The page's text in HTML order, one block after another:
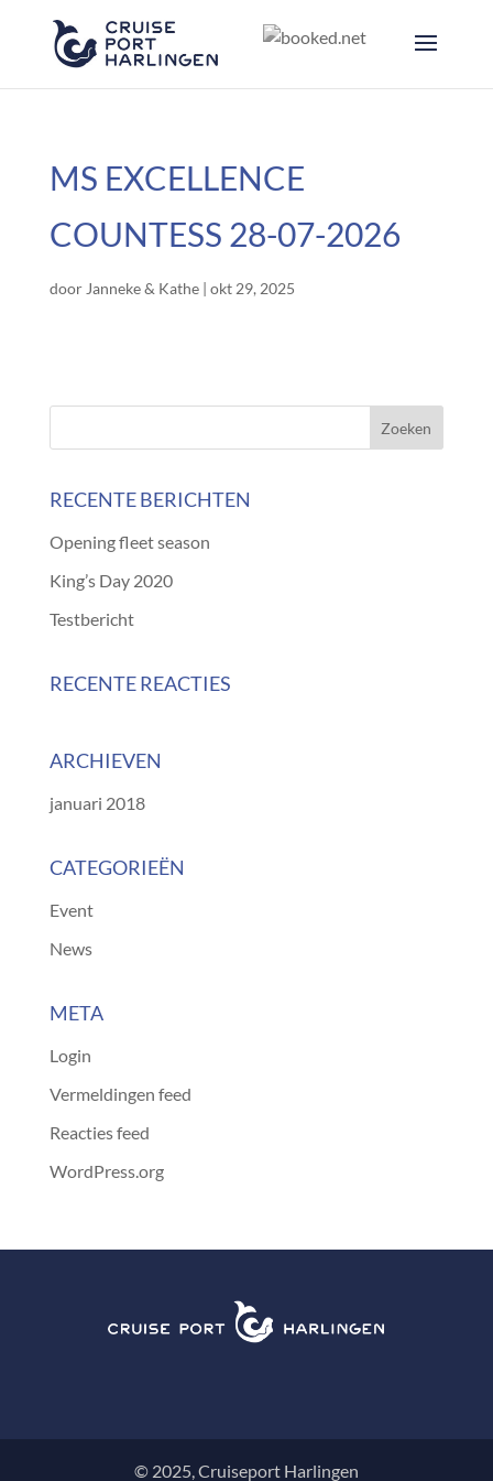
MS EXCELLENCE
COUNTESS 28-07-2026
door Janneke & Kathe| okt 29, 2025
RECENTE BERICHTEN
Opening fleet season
King’s Day 2020
Testbericht
RECENTE REACTIES
ARCHIEVEN
januari 2018
CATEGORIEËN
Event
News
META
Login
Vermeldingen feed
Reacties feed
WordPress.org
© 2025, Cruiseport Harlingen